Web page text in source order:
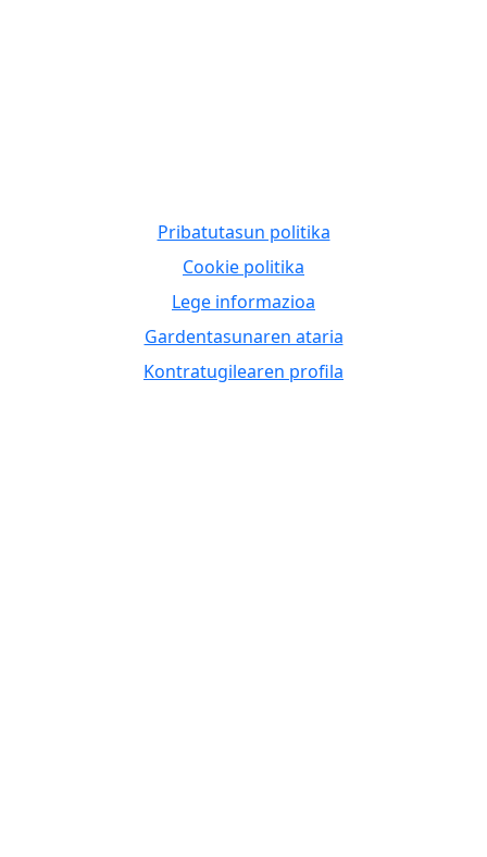
Pribatutasun politika
Cookie politika
Lege informazioa
Gardentasunaren ataria
Kontratugilearen profila